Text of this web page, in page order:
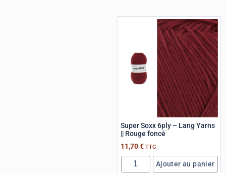
Super Soxx 6ply – Lang Yarns
|| Rouge foncé
11,70€ TTC
Ajouter au panier